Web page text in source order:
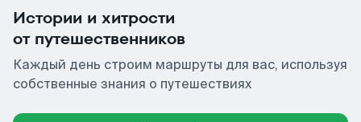
Истории и хитрости
от путешественников
Каждый день строим маршруты для вас, используя
собственные знания о путешествиях